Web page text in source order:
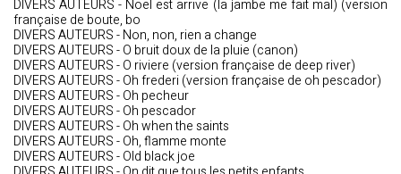
DIVERS AUTEURS - Noël est arrive (la jambe me fait mal) (version
française de boute, bo
DIVERS AUTEURS - Non, non, rien a change
DIVERS AUTEURS - O bruit doux de la pluie (canon)
DIVERS AUTEURS - O riviere (version française de deep river)
DIVERS AUTEURS - Oh frederi (version française de oh pescador)
DIVERS AUTEURS - Oh pecheur
DIVERS AUTEURS - Oh pescador
DIVERS AUTEURS - Oh when the saints
DIVERS AUTEURS - Oh, flamme monte
DIVERS AUTEURS - Old black joe